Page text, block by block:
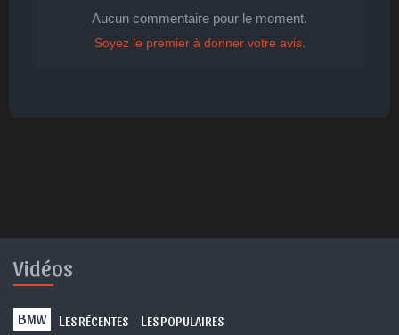
Aucun commentaire pour le moment.
Soyez le premier à donner votre avis.
Vidéos
BMW L ES RÉCENTES L ES POPULAIRES